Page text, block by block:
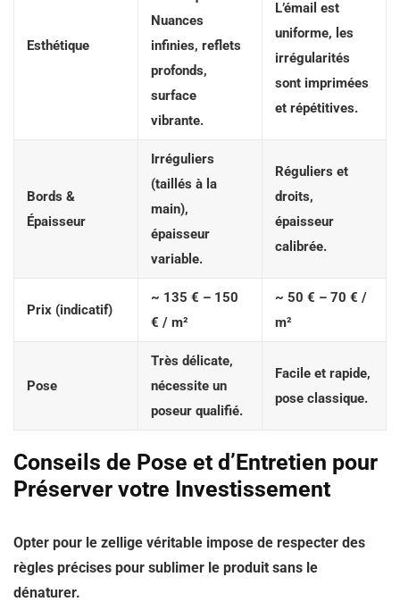
Esthétique
Nuances
infinies, reflets
profonds,
surface
vibrante.
L’émail est
uniforme, les
irrégularités
sont imprimées
et répétitives.
Bords &
Épaisseur
Irréguliers
(taillés à la
main),
épaisseur
variable.
Réguliers et
droits,
épaisseur
calibrée.
Prix (indicatif)
~ 135 € – 150
€ / m²
~ 50 € – 70 € /
m²
Pose
Très délicate,
nécessite un
poseur qualifié.
Facile et rapide,
pose classique.
Conseils de Pose et d’Entretien pour
Préserver votre Investissement
Opter pour le zellige véritable impose de respecter des
règles précises pour sublimer le produit sans le
dénaturer.